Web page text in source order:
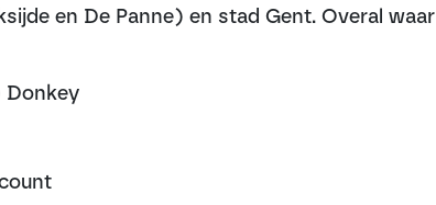
en De Panne) en stad Gent. Overal waar
Donkey